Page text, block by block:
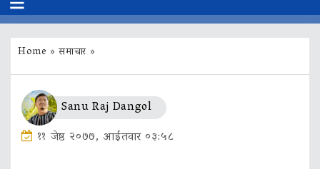
Home »समाचार »
Sanu Raj Dangol
११ जेष्ठ २०७७, आईतवार ०३:५८